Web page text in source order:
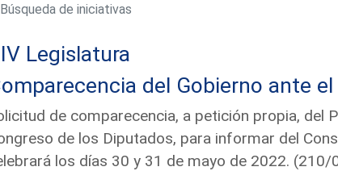
Búsqueda de iniciativas
Legislatura
del Gobierno ante el
de comparecencia, a petición propia, del
de los Diputados, para informar del
los días 30 y 31 de mayo de 2022. (210/